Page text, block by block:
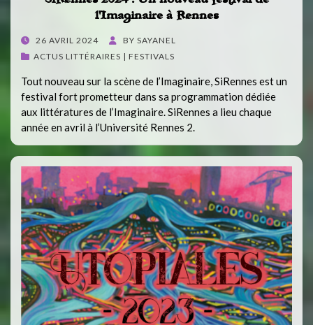
l’Imaginaire à Rennes
POSTED
ON
26 AVRIL 2024 BY SAYANEL
ACTUS LITTÉRAIRES | FESTIVALS
Tout nouveau sur la scène de l’Imaginaire, SiRennes est un
festival fort prometteur dans sa programmation dédiée
aux littératures de l’Imaginaire. SiRennes a lieu chaque
année en avril à l’Université Rennes 2.